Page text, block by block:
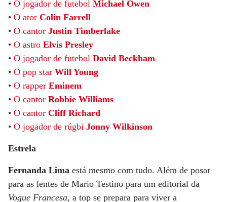
• O jogador de futebol Michael Owen
• O ator Colin Farrell
• O cantor Justin Timberlake
• O astro Elvis Presley
• O jogador de futebol David Beckham
• O pop star Will Young
• O rapper Eminem
• O cantor Robbie Williams
• O cantor Cliff Richard
• O jogador de rúgbi Jonny Wilkinson
Estrela
Fernanda Lima está mesmo com tudo. Além de posar
para as lentes de Mario Testino para um editorial da
Vogue Francesa, a top se prepara para viver a